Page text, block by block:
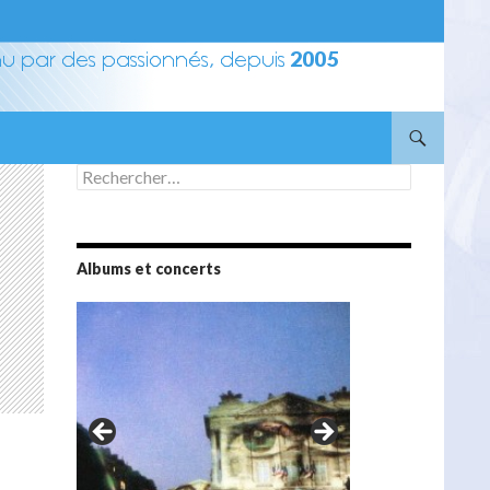
Rechercher :
Albums et concerts